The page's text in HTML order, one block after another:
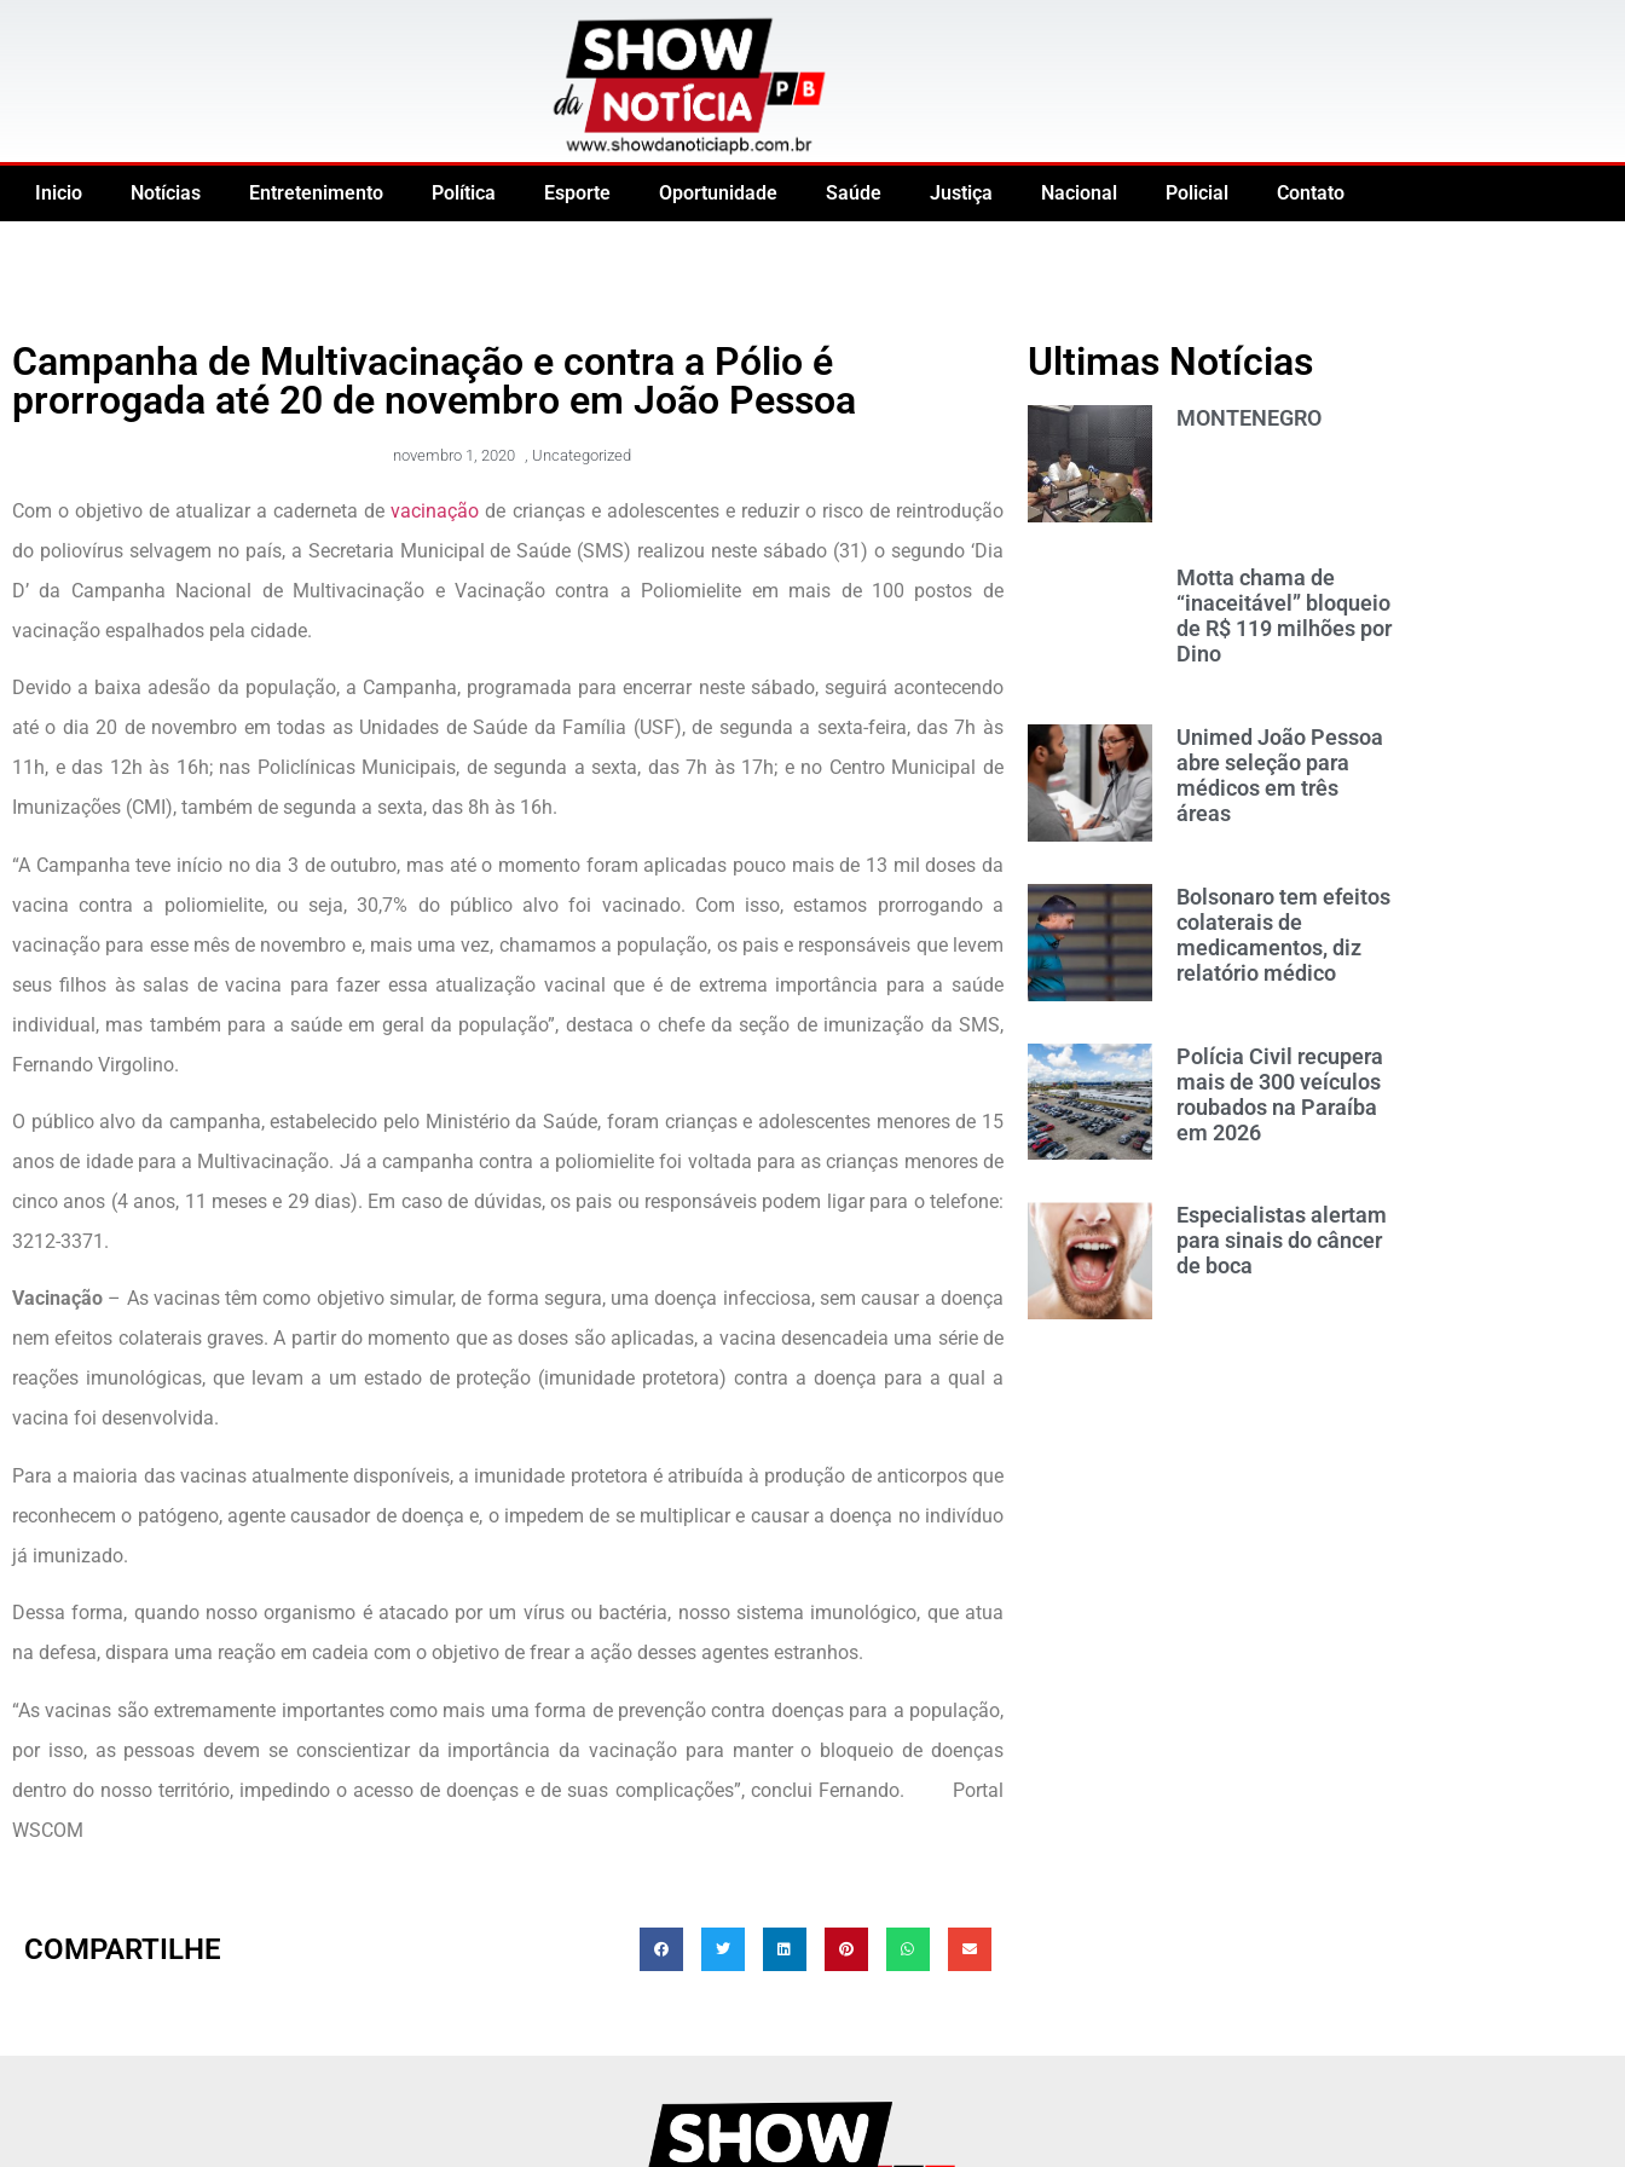
Inicio Notícias Entretenimento Política Esporte Oportunidade Saúde Justiça Nacional Policial Contato
Campanha de Multivacinação e contra a Pólio é
prorrogada até 20 de novembro em João Pessoa
novembro 1, 2020 Uncategorized
Com o objetivo de atualizar a caderneta devacinação de crianças e adolescentes e reduzir o risco de reintrodução
do poliovírus selvagem no país, a Secretaria Municipal de Saúde (SMS) realizou neste sábado (31) o segundo ‘Dia
D’ da Campanha Nacional de Multivacinação e Vacinação contra a Poliomielite em mais de 100 postos de
vacinação espalhados pela cidade.
Devido a baixa adesão da população, a Campanha, programada para encerrar neste sábado, seguirá acontecendo
até o dia 20 de novembro em todas as Unidades de Saúde da Família (USF), de segunda a sexta-feira, das 7h às
11h, e das 12h às 16h; nas Policlínicas Municipais, de segunda a sexta, das 7h às 17h; e no Centro Municipal de
Imunizações (CMI), também de segunda a sexta, das 8h às 16h.
“A Campanha teve início no dia 3 de outubro, mas até o momento foram aplicadas pouco mais de 13 mil doses da
vacina contra a poliomielite, ou seja, 30,7% do público alvo foi vacinado. Com isso, estamos prorrogando a
vacinação para esse mês de novembro e, mais uma vez, chamamos a população, os pais e responsáveis que levem
seus filhos às salas de vacina para fazer essa atualização vacinal que é de extrema importância para a saúde
individual, mas também para a saúde em geral da população”, destaca o chefe da seção de imunização da SMS,
Fernando Virgolino.
O público alvo da campanha, estabelecido pelo Ministério da Saúde, foram crianças e adolescentes menores de 15
anos de idade para a Multivacinação. Já a campanha contra a poliomielite foi voltada para as crianças menores de
cinco anos (4 anos, 11 meses e 29 dias). Em caso de dúvidas, os pais ou responsáveis podem ligar para o telefone:
3212-3371.
Vacinação – As vacinas têm como objetivo simular, de forma segura, uma doença infecciosa, sem causar a doença
nem efeitos colaterais graves. A partir do momento que as doses são aplicadas, a vacina desencadeia uma série de
reações imunológicas, que levam a um estado de proteção (imunidade protetora) contra a doença para a qual a
vacina foi desenvolvida.
Para a maioria das vacinas atualmente disponíveis, a imunidade protetora é atribuída à produção de anticorpos que
reconhecem o patógeno, agente causador de doença e, o impedem de se multiplicar e causar a doença no indivíduo
já imunizado.
Dessa forma, quando nosso organismo é atacado por um vírus ou bactéria, nosso sistema imunológico, que atua
na defesa, dispara uma reação em cadeia com o objetivo de frear a ação desses agentes estranhos.
“As vacinas são extremamente importantes como mais uma forma de prevenção contra doenças para a população,
por isso, as pessoas devem se conscientizar da importância da vacinação para manter o bloqueio de doenças
dentro do nosso território, impedindo o acesso de doenças e de suas complicações”, conclui Fernando. Portal
WSCOM
COMPARTILHE
Ultimas Notícias
MONTENEGRO
Motta chama de
“inaceitável” bloqueio
de R$ 119 milhões por
Dino
Unimed João Pessoa
abre seleção para
médicos em três
áreas
Bolsonaro tem efeitos
colaterais de
medicamentos, diz
relatório médico
Polícia Civil recupera
mais de 300 veículos
roubados na Paraíba
em 2026
Especialistas alertam
para sinais do câncer
de boca